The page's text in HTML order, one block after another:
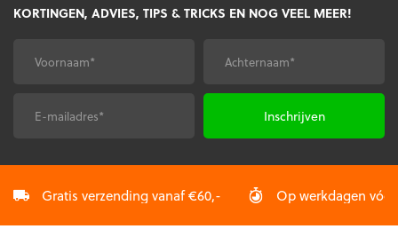
KORTINGEN, ADVIES, TIPS & TRICKS EN NOG VEEL MEER!
Voornaam* Achternaam*
Gratis verzending vanaf €60,- Op werkdagen